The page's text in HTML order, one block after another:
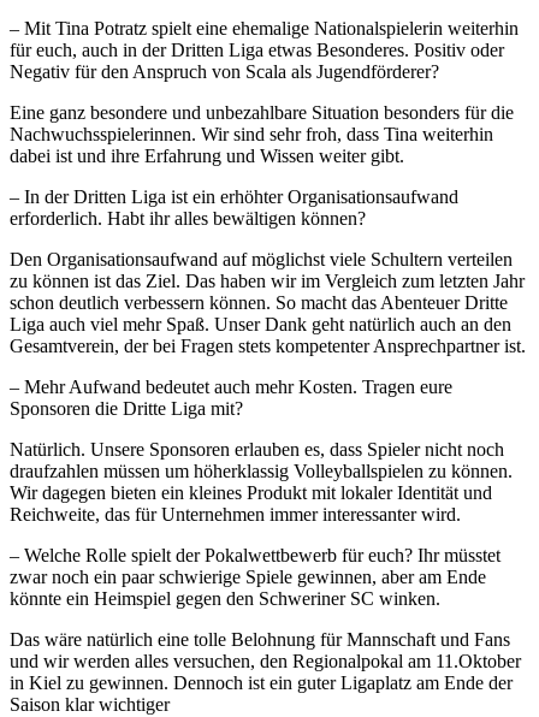
– Mit Tina Potratz spielt eine ehemalige Nationalspielerin weiterhin
für euch, auch in der Dritten Liga etwas Besonderes. Positiv oder
Negativ für den Anspruch von Scala als Jugendförderer?
Eine ganz besondere und unbezahlbare Situation besonders für die
Nachwuchsspielerinnen. Wir sind sehr froh, dass Tina weiterhin
dabei ist und ihre Erfahrung und Wissen weiter gibt.
– In der Dritten Liga ist ein erhöhter Organisationsaufwand
erforderlich. Habt ihr alles bewältigen können?
Den Organisationsaufwand auf möglichst viele Schultern verteilen
zu können ist das Ziel. Das haben wir im Vergleich zum letzten Jahr
schon deutlich verbessern können. So macht das Abenteuer Dritte
Liga auch viel mehr Spaß. Unser Dank geht natürlich auch an den
Gesamtverein, der bei Fragen stets kompetenter Ansprechpartner ist.
– Mehr Aufwand bedeutet auch mehr Kosten. Tragen eure
Sponsoren die Dritte Liga mit?
Natürlich. Unsere Sponsoren erlauben es, dass Spieler nicht noch
draufzahlen müssen um höherklassig Volleyballspielen zu können.
Wir dagegen bieten ein kleines Produkt mit lokaler Identität und
Reichweite, das für Unternehmen immer interessanter wird.
– Welche Rolle spielt der Pokalwettbewerb für euch? Ihr müsstet
zwar noch ein paar schwierige Spiele gewinnen, aber am Ende
könnte ein Heimspiel gegen den Schweriner SC winken.
Das wäre natürlich eine tolle Belohnung für Mannschaft und Fans
und wir werden alles versuchen, den Regionalpokal am 11.Oktober
in Kiel zu gewinnen. Dennoch ist ein guter Ligaplatz am Ende der
Saison klar wichtiger